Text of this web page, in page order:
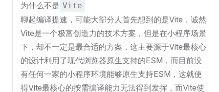
为什么不是 Vite
聊起编译提速，可能大部分人首先想到的是Vite，诚然
Vite是一个极富创造力的技术方案，但是在小程序场景
下，却不一定是最合适的方案，这主要源于Vite最核心
的设计利用了现代浏览器原生支持的ESM，而目前没
有任何一家的小程序环境能够原生支持ESM，这就使
得Vite最核心的按需编译能力无法得到发挥，而Vite使